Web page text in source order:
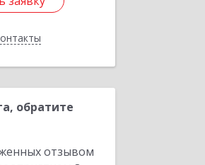
обратите
отзывом